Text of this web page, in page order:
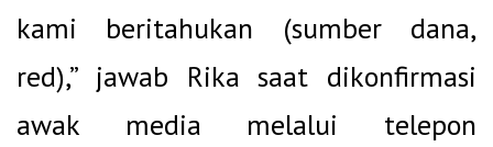
kami beritahukan (sumber dana,
red),” jawab Rika saat dikonfirmasi
awak media melalui telepon